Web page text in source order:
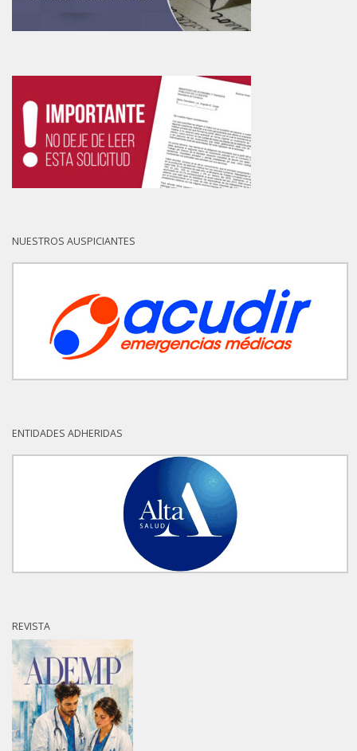
NUESTROS AUSPICIANTES
ENTIDADES ADHERIDAS
REVISTA